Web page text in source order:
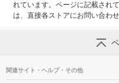
れています。ページに記載され
は、直接各ストアにお問い合わせ
関連サイト・ヘルプ・その他